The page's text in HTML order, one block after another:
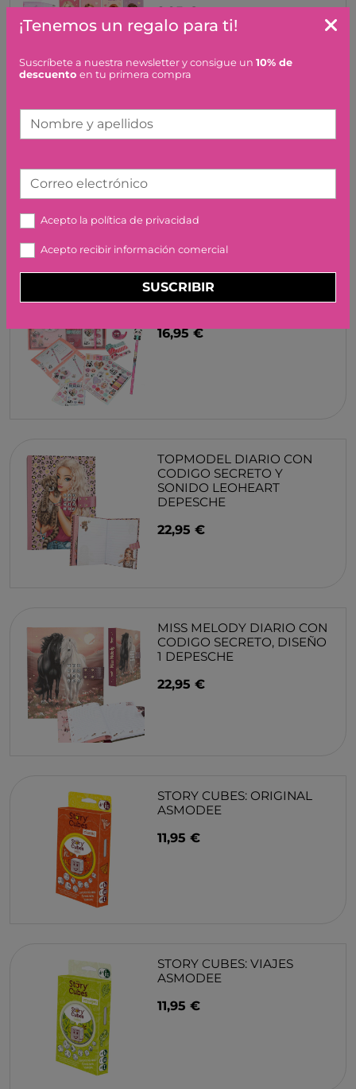
2,95 €
NOTAS CON BOLIGRAFO
TOPMODEL CREATE YOUR
DIARY DEPESCHE
16,95 €
TOPMODEL DIARIO CON
CODIGO SECRETO Y
SONIDO LEOHEART
DEPESCHE
22,95 €
MISS MELODY DIARIO CON
CODIGO SECRETO, DISEÑO
1 DEPESCHE
22,95 €
STORY CUBES: ORIGINAL
ASMODEE
11,95 €
STORY CUBES: VIAJES
ASMODEE
11,95 €
¡Tenemos un regalo para ti!
Suscríbete a nuestra newsletter y consigue un 10% de
descuento en tu primera compra
Nombre y apellidos
Correo electrónico
Acepto la política de privacidad
Acepto recibir información comercial
SUSCRIBIR